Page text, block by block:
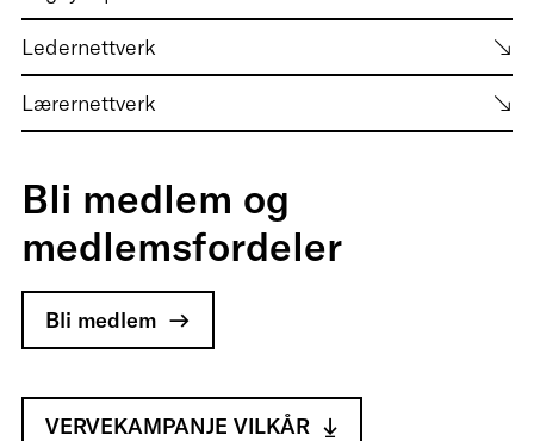
Ledernettverk
Lærernettverk
Bli medlem og
medlemsfordeler
Bli medlem
VERVEKAMPANJE VILKÅR